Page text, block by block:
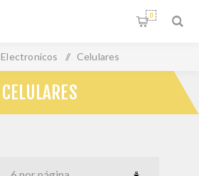
0
Electronicos / Celulares
CELULARES